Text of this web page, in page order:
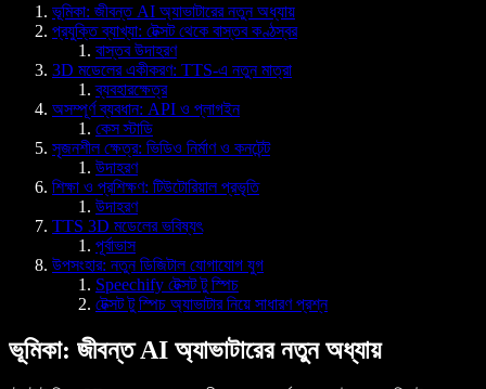
ভূমিকা: জীবন্ত AI অ্যাভাটারের নতুন অধ্যায়
প্রযুক্তি ব্যাখ্যা: টেক্সট থেকে বাস্তব কণ্ঠস্বর
বাস্তব উদাহরণ
3D মডেলের একীকরণ: TTS-এ নতুন মাত্রা
ব্যবহারক্ষেত্র
অসম্পূর্ণ ব্যবধান: API ও প্লাগইন
কেস স্টাডি
সৃজনশীল ক্ষেত্র: ভিডিও নির্মাণ ও কনটেন্ট
উদাহরণ
শিক্ষা ও প্রশিক্ষণ: টিউটোরিয়াল প্রভৃতি
উদাহরণ
TTS 3D মডেলের ভবিষ্যৎ
পূর্বাভাস
উপসংহার: নতুন ডিজিটাল যোগাযোগ যুগ
Speechify টেক্সট টু স্পিচ
টেক্সট টু স্পিচ অ্যাভাটার নিয়ে সাধারণ প্রশ্ন
ভূমিকা: জীবন্ত AI অ্যাভাটারের নতুন অধ্যায়